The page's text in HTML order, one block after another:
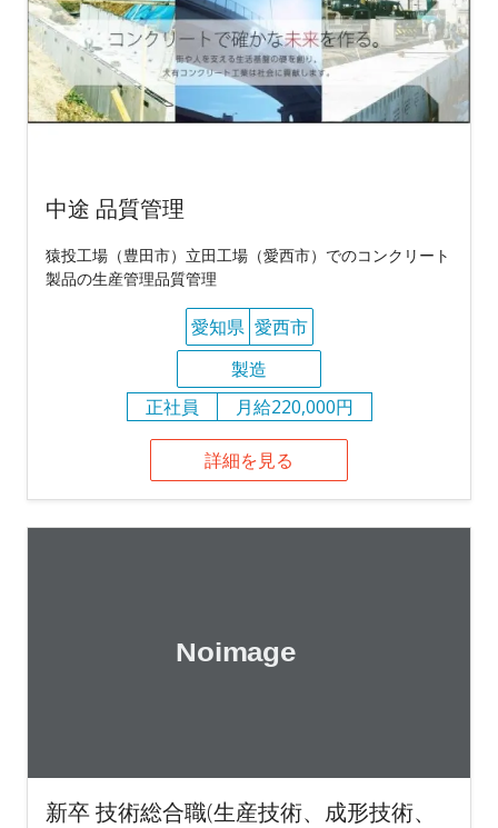
中途 品質管理
猿投工場（豊田市）立田工場（愛西市）でのコンクリート
製品の生産管理品質管理
愛知県 愛西市
製造
正社員
月給220,000円
詳細を見る
新卒 技術総合職(生産技術、成形技術、